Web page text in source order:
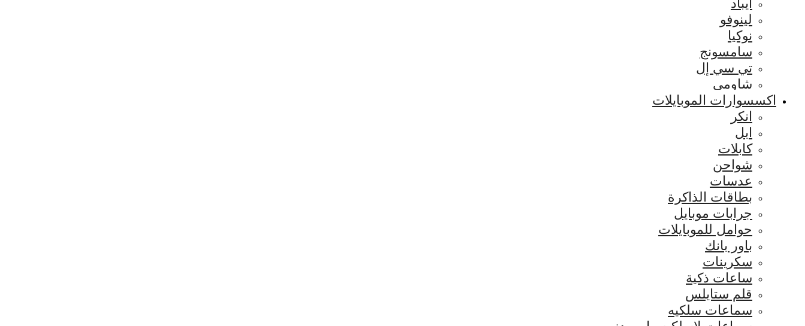
ايباد
لينوفو
نوكيا
سامسونج
تي سي إل
شاومي
اكسسوارات الموبايلات
انكر
ابل
كابلات
شواحن
عدسات
بطاقات الذاكرة
جرابات موبايل
حوامل للموبايلات
باور بانك
سكرينات
ساعات ذكية
قلم ستايلس
سماعات سلكيه